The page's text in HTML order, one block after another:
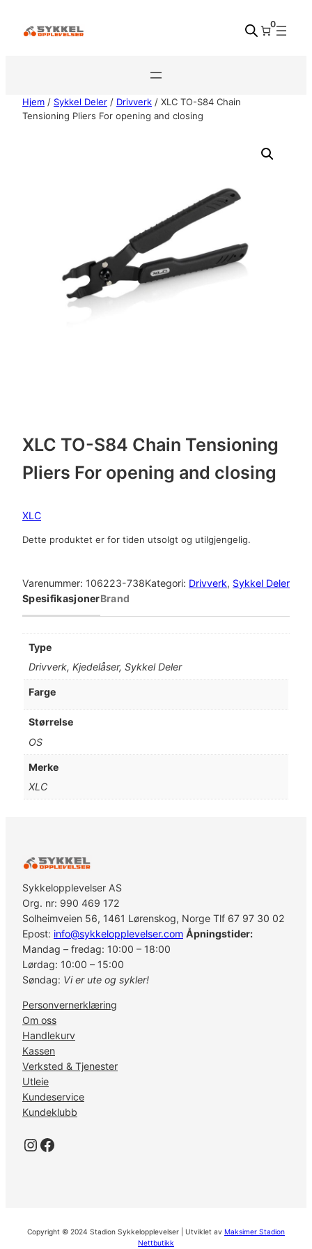
0
Hjem / Sykkel Deler / Drivverk / XLC TO-S84 Chain
Tensioning Pliers For opening and closing
XLC TO-S84 Chain Tensioning
Pliers For opening and closing
XLC
Dette produktet er for tiden utsolgt og utilgjengelig.
Varenummer: 106223-738Kategori: Drivverk, Sykkel Deler
SpesifikasjonerBrand
Type
Drivverk, Kjedelåser, Sykkel Deler
Farge
Størrelse
OS
Merke
XLC
Sykkelopplevelser AS
Org. nr: 990 469 172
Solheimveien 56, 1461 Lørenskog, Norge Tlf 67 97 30 02
Epost: info@sykkelopplevelser.com Åpningstider:
Mandag – fredag: 10:00 – 18:00
Lørdag: 10:00 – 15:00
Søndag: Vi er ute og sykler!
Personvernerklæring
Om oss
Handlekurv
Kassen
Verksted & Tjenester
Utleie
Kundeservice
Kundeklubb
Instagram Facebook
Copyright © 2024 Stadion Sykkelopplevelser | Utviklet av Maksimer Stadion
Nettbutikk